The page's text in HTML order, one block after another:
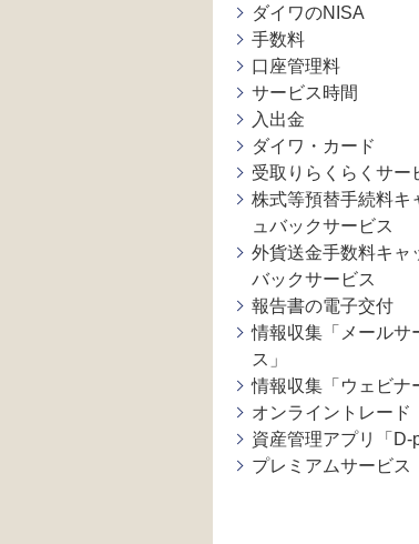
ダイワのNISA
手数料
口座管理料
サービス時間
入出金
ダイワ・カード
受取りらくらくサー
株式等預替手続料キ
ュバックサービス
外貨送金手数料キャ
バックサービス
報告書の電子交付
情報収集「メールサ
ス」
情報収集「ウェビナ
オンライントレード
資産管理アプリ「D-
プレミアムサービス